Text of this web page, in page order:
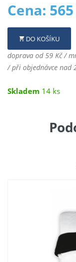
Cena:
DO KOŠÍKU
doprava od 59 Kč /
/ při objednávce nad
Skladem 14 ks